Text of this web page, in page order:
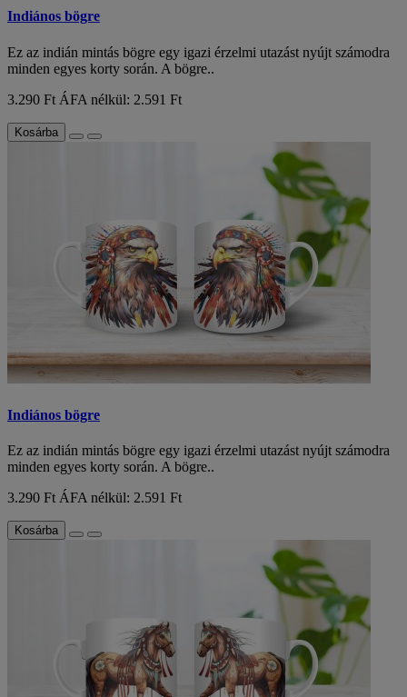
Indiános bögre
Ez az indián mintás bögre egy igazi érzelmi utazást nyújt számodra
minden egyes korty során. A bögre..
3.290 Ft ÁFA nélkül: 2.591 Ft
Kosárba
Indiános bögre
Ez az indián mintás bögre egy igazi érzelmi utazást nyújt számodra
minden egyes korty során. A bögre..
3.290 Ft ÁFA nélkül: 2.591 Ft
Kosárba